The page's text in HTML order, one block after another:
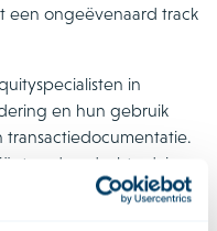
een ongeëvenaard track
in
en hun gebruik
transactiedocumentatie.
doordacht advies
manier die voor hen